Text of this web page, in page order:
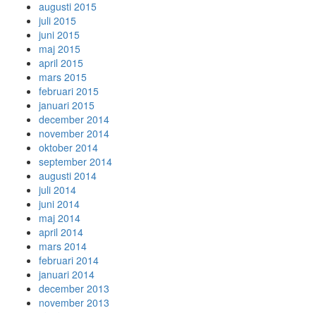
augusti 2015
juli 2015
juni 2015
maj 2015
april 2015
mars 2015
februari 2015
januari 2015
december 2014
november 2014
oktober 2014
september 2014
augusti 2014
juli 2014
juni 2014
maj 2014
april 2014
mars 2014
februari 2014
januari 2014
december 2013
november 2013